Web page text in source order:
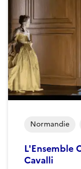
L'Ensemble
Cavalli
Normandie